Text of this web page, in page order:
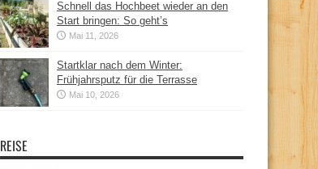
Schnell das Hochbeet wieder an den
Start bringen: So geht’s
Mai 11, 2026
Startklar nach dem Winter:
Frühjahrsputz für die Terrasse
Mai 10, 2026
REISE